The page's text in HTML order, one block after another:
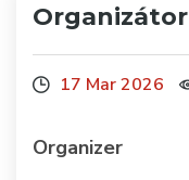
Organizátor
17 Mar 2026
Organizer